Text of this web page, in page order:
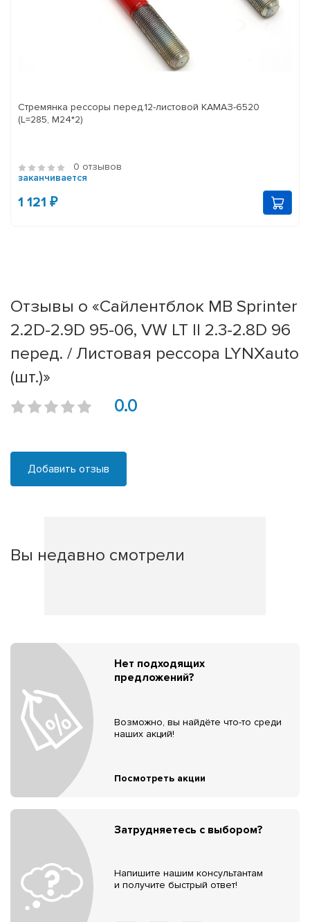
Стремянка рессоры перед.12-листовой КАМАЗ-6520
(L=285, М24*2)
0 отзывов
заканчивается
1 121 ₽
Отзывы о «Сайлентблок MB Sprinter
2.2D-2.9D 95-06, VW LT II 2.3-2.8D 96
перед. / Листовая рессора LYNXauto
(шт.)»
0.0
Добавить отзыв
Вы недавно смотрели
Нет подходящих
предложений?
Возможно, вы найдёте что-то среди
наших акций!
Посмотреть акции
Затрудняетесь с выбором?
Напишите нашим консультантам
и получите быстрый ответ!